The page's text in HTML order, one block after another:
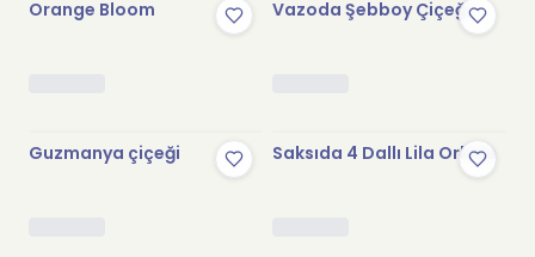
Orange Bloom Vazoda Şebboy Çiçeği
Guzmanya çiçeği Saksıda 4 Dallı Lila Orkide